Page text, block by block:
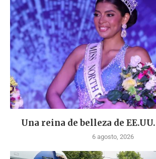
Una reina de belleza de
6 agosto, 2026